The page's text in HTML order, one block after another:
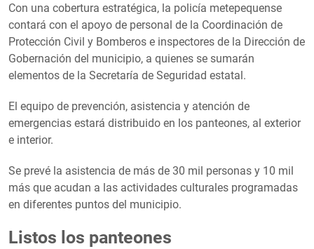
Con una cobertura estratégica, la policía metepequense
contará con el apoyo de personal de la Coordinación de
Protección Civil y Bomberos e inspectores de la Dirección de
Gobernación del municipio, a quienes se sumarán
elementos de la Secretaría de Seguridad estatal.
El equipo de prevención, asistencia y atención de
emergencias estará distribuido en los panteones, al exterior
e interior.
Se prevé la asistencia de más de 30 mil personas y 10 mil
más que acudan a las actividades culturales programadas
en diferentes puntos del municipio.
Listos los panteones